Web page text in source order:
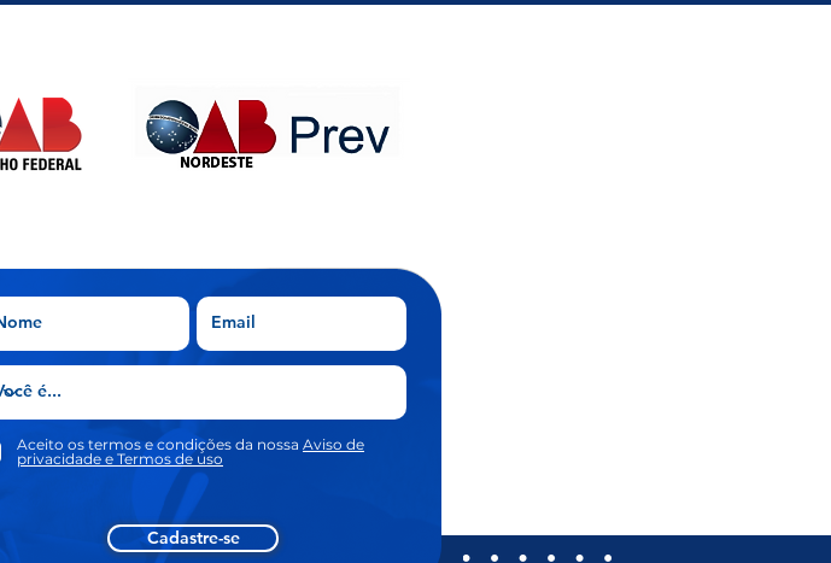
Aceito os termos e condições da nossa Aviso de
privacidade e Termos de uso
Cadastre-se